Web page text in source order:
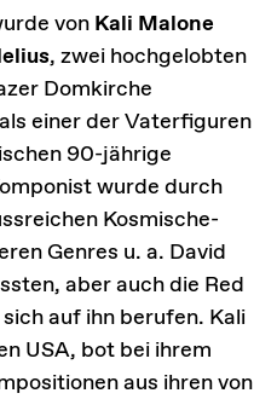
von Kali Malone
, zwei hochgelobten
Domkirche
einer der Vaterfiguren
90-jährige
wurde durch
Kosmische-
Genres u. a. David
aber auch die Red
auf ihn berufen. Kali
USA, bot bei ihrem
aus ihren von